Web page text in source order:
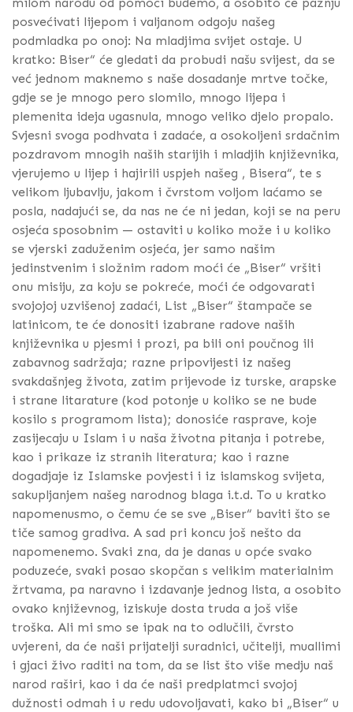
posvećivati lijepom i valjanom odgoju našeg
podmladka po onoj: Na mladjima svijet ostaje. U
kratko: Biser“ će gledati da probudi našu svijest, da se
već jednom maknemo s naše dosadanje mrtve točke,
gdje se je mnogo pero slomilo, mnogo lijepa i
plemenita ideja ugasnula, mnogo veliko djelo propalo.
Svjesni svoga podhvata i zadaće, a osokoljeni srdačnim
pozdravom mnogih naših starijih i mladjih književnika,
vjerujemo u lijep i hajirili uspjeh našeg , Bisera“, te s
velikom ljubavlju, jakom i čvrstom voljom laćamo se
posla, nadajući se, da nas ne će ni jedan, koji se na peru
osjeća sposobnim — ostaviti u koliko može i u koliko
se vjerski zaduženim osjeća, jer samo našim
jedinstvenim i složnim radom moći će „Biser“ vršiti
onu misiju, za koju se pokreće, moći će odgovarati
svojojoj uzvišenoj zadaći, List „Biser“ štampače se
latinicom, te će donositi izabrane radove naših
književnika u pjesmi i prozi, pa bili oni poučnog ili
zabavnog sadržaja; razne pripovijesti iz našeg
svakdašnjeg života, zatim prijevode iz turske, arapske
i strane litarature (kod potonje u koliko se ne bude
kosilo s programom lista); donosiće rasprave, koje
zasijecaju u Islam i u naša životna pitanja i potrebe,
kao i prikaze iz stranih literatura; kao i razne
dogadjaje iz Islamske povjesti i iz islamskog svijeta,
sakupljanjem našeg narodnog blaga i.t.d. To u kratko
napomenusmo, o čemu će se sve „Biser“ baviti što se
tiče samog gradiva. A sad pri koncu još nešto da
napomenemo. Svaki zna, da je danas u opće svako
poduzeće, svaki posao skopčan s velikim materialnim
žrtvama, pa naravno i izdavanje jednog lista, a osobito
ovako književnog, iziskuje dosta truda a još više
troška. Ali mi smo se ipak na to odlučili, čvrsto
uvjereni, da će naši prijatelji suradnici, učitelji, muallimi
i gjaci živo raditi na tom, da se list što više medju naš
narod raširi, kao i da će naši predplatmci svojoj
dužnosti odmah i u redu udovoljavati, kako bi „Biser“ u